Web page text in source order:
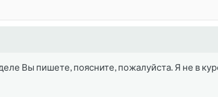
Вы пишете, поясните, пожалуйста. Я не в